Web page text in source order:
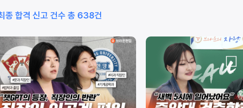
종 합격 신고 건수 총 638건